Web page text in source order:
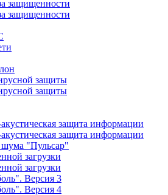
защищенности
защищенности
защиты
защиты
защита информации
защита информации
шума "Пульсар"
загрузки
загрузки
Версия 3
Версия 4